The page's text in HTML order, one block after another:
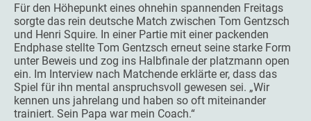
Für den Höhepunkt eines ohnehin spannenden Freitags
sorgte das rein deutsche Match zwischen Tom Gentzsch
und Henri Squire. In einer Partie mit einer packenden
Endphase stellte Tom Gentzsch erneut seine starke Form
unter Beweis und zog ins Halbfinale der platzmann open
ein. Im Interview nach Matchende erklärte er, dass das
Spiel für ihn mental anspruchsvoll gewesen sei. „Wir
kennen uns jahrelang und haben so oft miteinander
trainiert. Sein Papa war mein Coach.“